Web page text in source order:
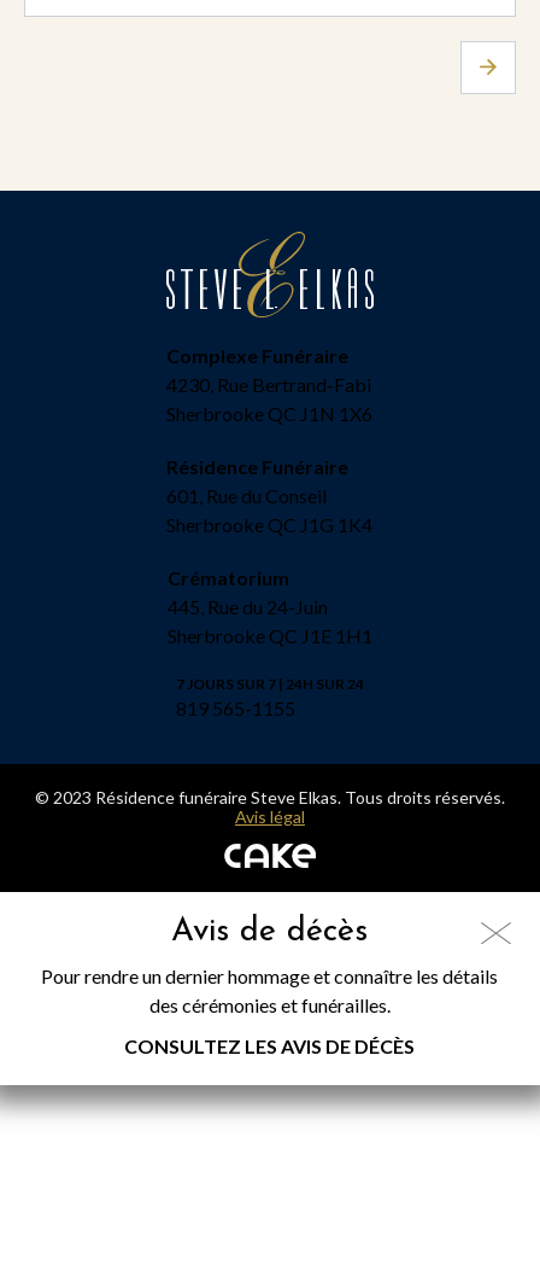
Complexe Funéraire
4230, Rue Bertrand-Fabi
Sherbrooke QC J1N 1X6
Résidence Funéraire
601, Rue du Conseil
Sherbrooke QC J1G 1K4
Crématorium
445, Rue du 24-Juin
Sherbrooke QC J1E 1H1
7 JOURS SUR 7 | 24H SUR 24
819 565-1155
© 2023 Résidence funéraire Steve Elkas. Tous droits réservés.
Avis légal
Avis de décès
Pour rendre un dernier hommage et connaître les détails
des cérémonies et funérailles.
CONSULTEZ LES AVIS DE DÉCÈS